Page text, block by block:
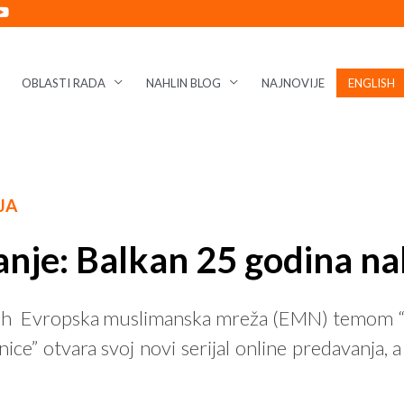
OBLASTI RADA NAHLIN BLOG NAJNOVIJE ENGLISH
Balkan 25 godina
Evropska muslimanska mreža (EMN) temom
otvara svoj novi serijal online